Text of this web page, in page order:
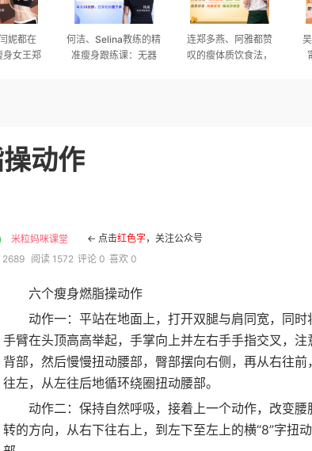
妮都在
身女王郑
何洁、Selina教练的精
准瘦身跟练课：无器
连郑多燕、阿雅都赞
叹的瘦体质饮食法，
动作
米粒妈咪课堂 ← 点击红色字，关注公众号
2689 阅读 1572 评论 0 喜欢 0
六个瘦身燃脂操动作
动作一：平站在地面上，打开双腿与肩同宽，同时
手臂在头顶高高举起，手掌向上并左右手手指交叉，注
背部，然后慢慢扭动腰部，臀部摆向右侧，再从右往前
往左，从左往后地循环绕圈扭动腰部。
动作二：保持自然呼吸，接着上一个动作，改变腰
转的方向，从右下往右上，到左下至左上的横“8”字扭